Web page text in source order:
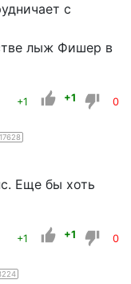
с
лыж Фишер в
+1 +1 0
17628
Еще бы хоть
+1 +1 0